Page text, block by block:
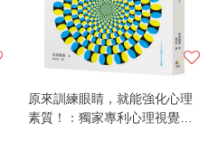
原來訓練眼睛，就能強化心理
素質！：獨家專利心理視覺訓